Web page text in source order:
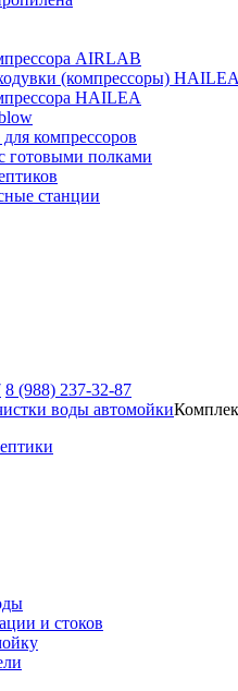
AIRLAB
(компрессоры) HAILEA
HAILEA
компрессоров
готовыми полками
станции
8 (988) 237-32-87
воды автомойки
и стоков